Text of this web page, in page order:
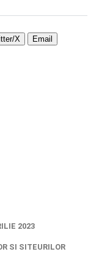
X Email
2023
SI SITEURILOR